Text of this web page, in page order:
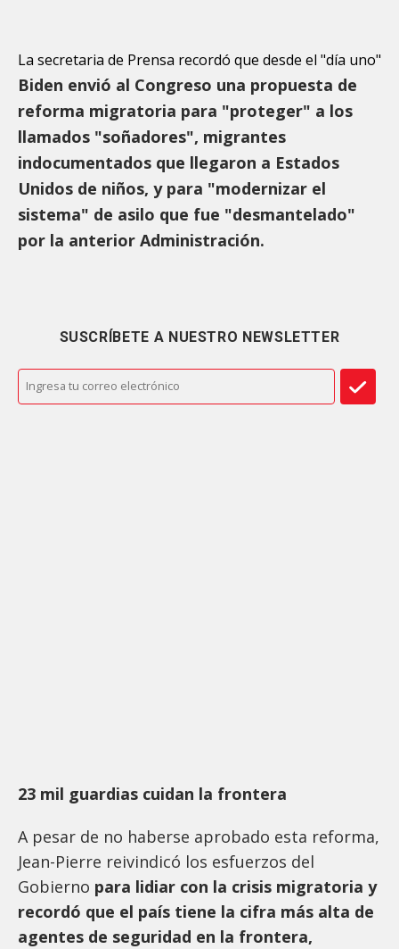
La secretaria de Prensa recordó que desde el "día uno"
Biden envió al Congreso una propuesta de
reforma migratoria para "proteger" a los
llamados "soñadores", migrantes
indocumentados que llegaron a Estados
Unidos de niños, y para "modernizar el
sistema" de asilo que fue "desmantelado"
por la anterior Administración.
SUSCRÍBETE A NUESTRO NEWSLETTER
23 mil guardias cuidan la frontera
A pesar de no haberse aprobado esta reforma,
Jean-Pierre reivindicó los esfuerzos del
Gobierno para lidiar con la crisis migratoria y
recordó que el país tiene la cifra más alta de
agentes de seguridad en la frontera,